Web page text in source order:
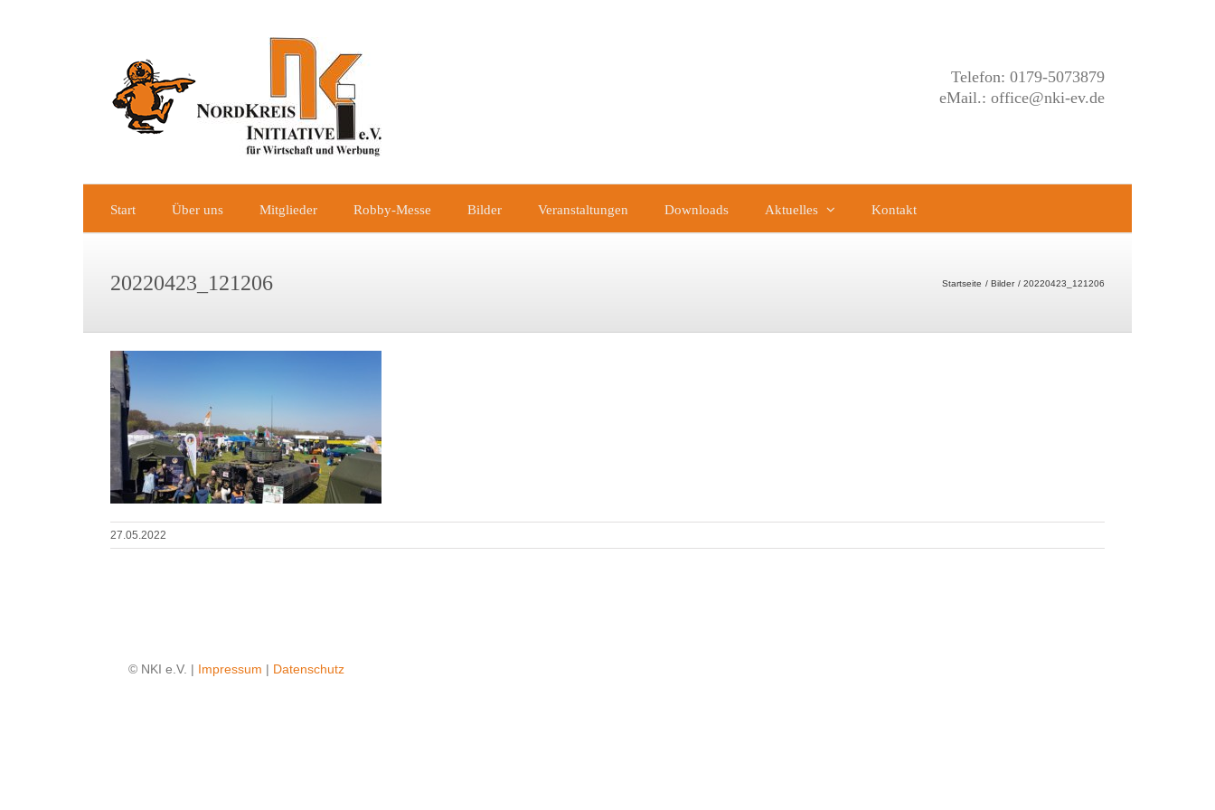
Telefon: 0179-5073879
eMail.: office@nki-ev.de
Start Über uns Mitglieder Robby-Messe Bilder Veranstaltungen Downloads Aktuelles Kontakt
20220423_121206 Startseite Bilder 20220423_121206
27.05.2022
© NKI e.V. | Impressum | Datenschutz